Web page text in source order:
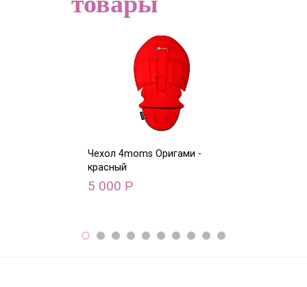
Чехол 4moms Оригами -
красный
5 000 Р